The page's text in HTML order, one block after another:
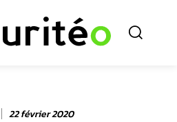
22 février 2020